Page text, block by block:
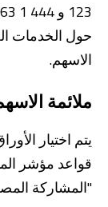
حول الخدمات
الاسهم.
ملائمة
يتم اختيار
قواعد مؤشر
"المشاركة